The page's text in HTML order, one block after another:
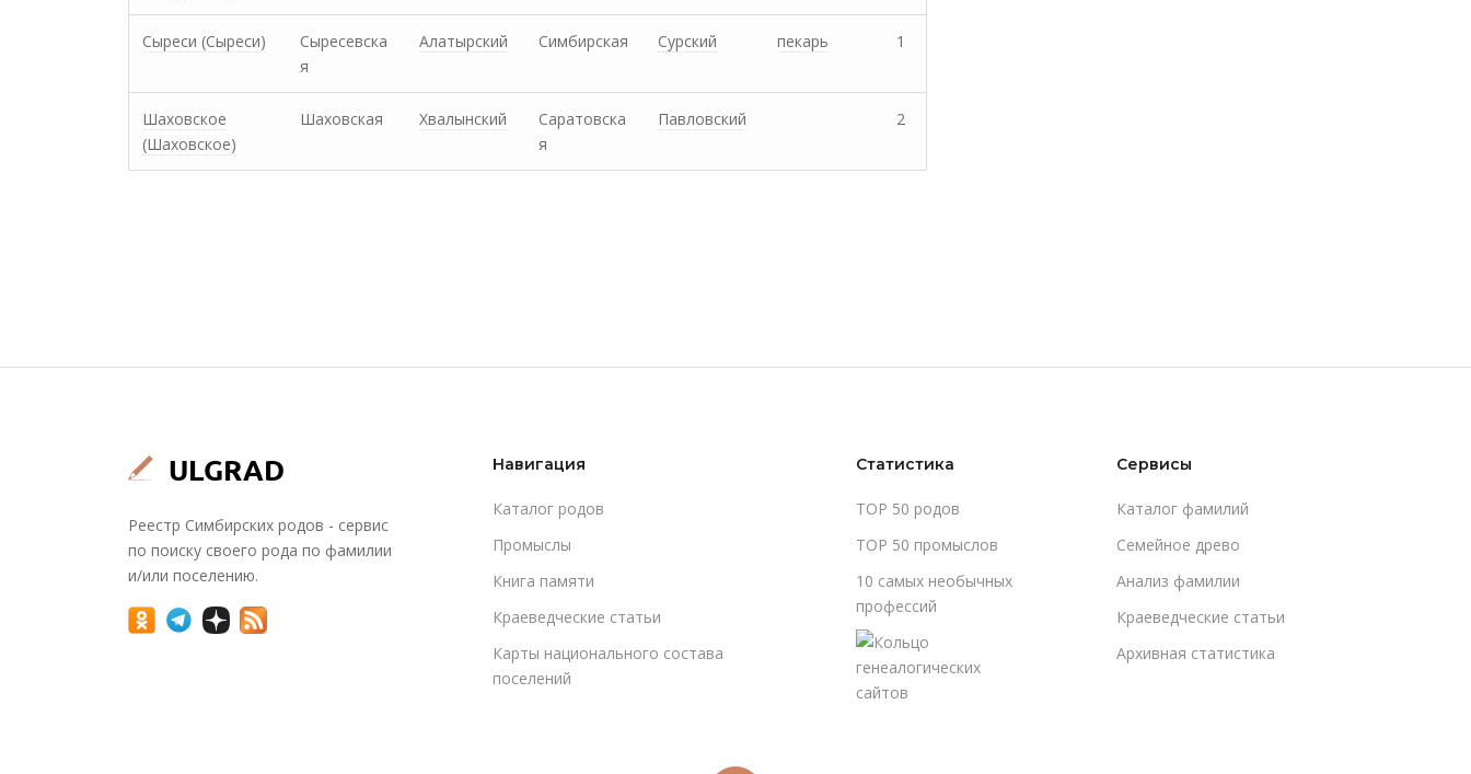
Сыреси (Сыреси)
Сыресевска
я
Алатырский Симбирская Сурский пекарь 1
Шаховское
(Шаховское)
Шаховская Хвалынский
Саратовска
я
Павловский 2
Реестр Симбирских родов - сервис
по поиску своего рода по фамилии
и/или поселению.
Навигация
Каталог родов
Промыслы
Книга памяти
Краеведческие статьи
Карты национального состава
поселений
Статистика
TOP 50 родов
TOP 50 промыслов
10 самых необычных
профессий
Сервисы
Каталог фамилий
Cемейное древо
Анализ фамилии
Краеведческие статьи
Архивная статистика